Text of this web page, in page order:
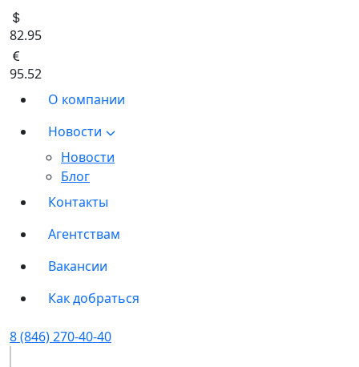
82.95
95.52
О компании
Новости
Новости
Блог
Контакты
Агентствам
Вакансии
Как добраться
8 (846) 270-40-40